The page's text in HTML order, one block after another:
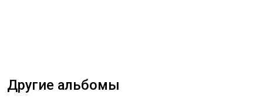
Другие альбомы